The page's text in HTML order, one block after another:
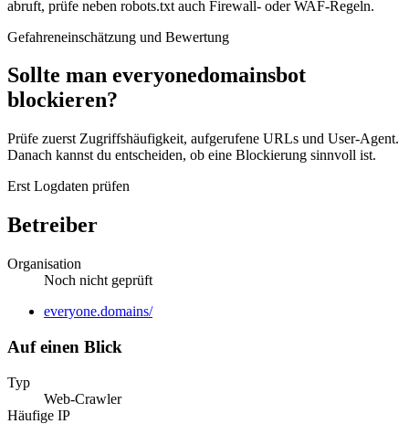
abruft, prüfe neben robots.txt auch Firewall- oder WAF-Regeln.
Gefahreneinschätzung und Bewertung
Sollte man everyonedomainsbot
blockieren?
Prüfe zuerst Zugriffshäufigkeit, aufgerufene URLs und User-Agent.
Danach kannst du entscheiden, ob eine Blockierung sinnvoll ist.
Erst Logdaten prüfen
Betreiber
Organisation
Noch nicht geprüft
Website
everyone.domains/
Auf einen Blick
Typ
Web-Crawler
Häufige IP